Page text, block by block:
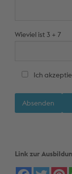
Wieviel ist 3 + 7
Ich
Link zur